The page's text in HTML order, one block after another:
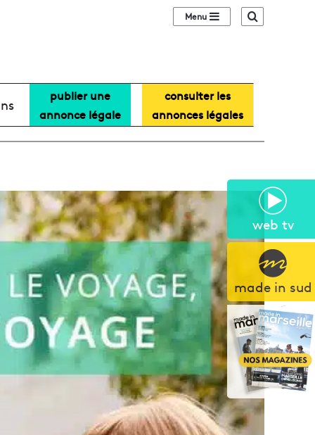
web tv
made in sud
Sidebar (barre
publier une
annonce légale
consulter les
annonces légales